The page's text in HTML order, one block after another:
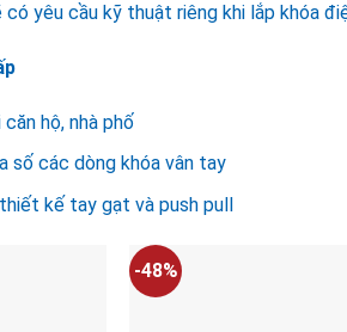
có yêu cầu kỹ thuật riêng khi lắp khóa
hộ, nhà phố
số các dòng khóa vân tay
kế tay gạt và push pull
-48%